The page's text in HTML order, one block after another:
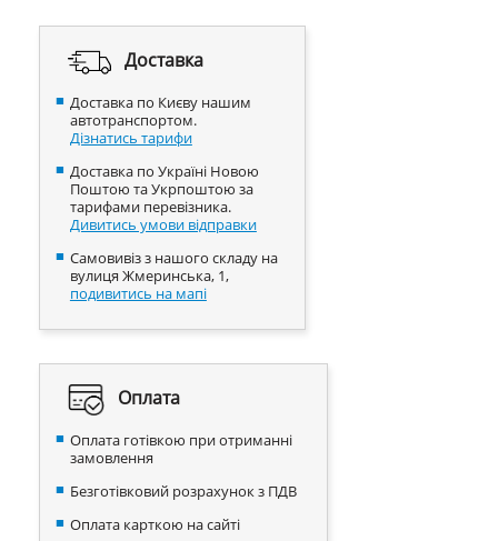
Доставка
Доставка по Києву нашим
автотранспортом.
Дізнатись тарифи
Доставка по Україні Новою
Поштою та Укрпоштою за
тарифами перевізника.
Дивитись умови відправки
Самовивіз з нашого складу на
вулиця Жмеринська, 1,
подивитись на мапі
Оплата
Оплата готівкою при отриманні
замовлення
Безготівковий розрахунок з ПДВ
Оплата карткою на сайті